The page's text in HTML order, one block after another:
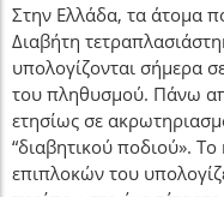
Στην Ελλάδα, τα άτομα
Διαβήτη
υπολογίζονται σήμερα
του πληθυσμού. Πάνω
ετησίως σε
“διαβητικού ποδιού».
επιπλοκών του